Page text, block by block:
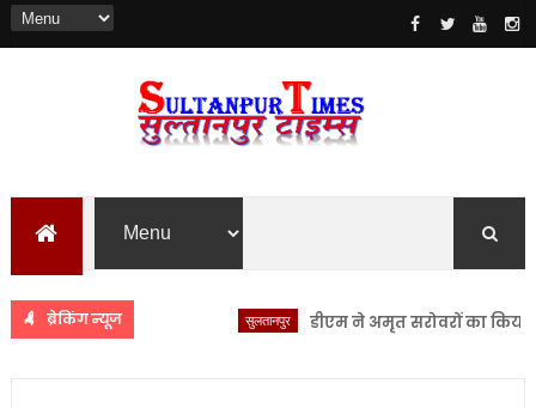
ब्रेकिंग न्यूज डीएम ने अमृत सरोवरों का किया स्थलीय